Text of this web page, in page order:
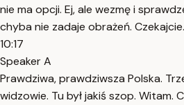
nie ma opcji. Ej, ale wezmę i
chyba nie zadaje obrażeń. Czekajcie.
10:17
Speaker A
Prawdziwa, prawdziwsza Polska.
widzowie. Tu był jakiś szop. Witam.